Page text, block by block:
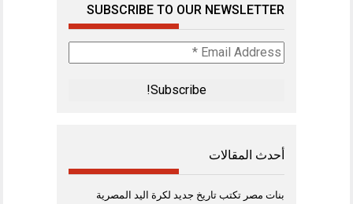
SUBSCRIBE TO OUR NEWSLETTER
Email
Address
أحدث المقالات
بنات مصر تكتب تاريخ جديد لكرة اليد المصرية